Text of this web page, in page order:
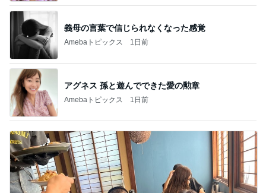
義母の言葉で信じられなくなった感覚
Amebaトピックス 1日前
アグネス 孫と遊んでできた愛の勲章
Amebaトピックス 1日前